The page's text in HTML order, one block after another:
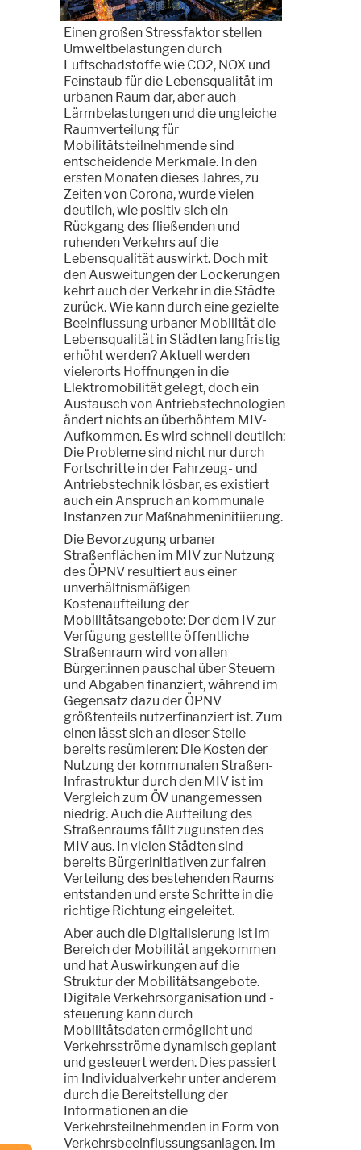
Einen großen Stressfaktor stellen
Umweltbelastungen durch
Luftschadstoffe wie CO2, NOX und
Feinstaub für die Lebensqualität im
urbanen Raum dar, aber auch
Lärmbelastungen und die ungleiche
Raumverteilung für
Mobilitätsteilnehmende sind
entscheidende Merkmale. In den
ersten Monaten dieses Jahres, zu
Zeiten von Corona, wurde vielen
deutlich, wie positiv sich ein
Rückgang des fließenden und
ruhenden Verkehrs auf die
Lebensqualität auswirkt. Doch mit
den Ausweitungen der Lockerungen
kehrt auch der Verkehr in die Städte
zurück. Wie kann durch eine gezielte
Beeinflussung urbaner Mobilität die
Lebensqualität in Städten langfristig
erhöht werden? Aktuell werden
vielerorts Hoffnungen in die
Elektromobilität gelegt, doch ein
Austausch von Antriebstechnologien
ändert nichts an überhöhtem MIV-
Aufkommen. Es wird schnell deutlich:
Die Probleme sind nicht nur durch
Fortschritte in der Fahrzeug- und
Antriebstechnik lösbar, es existiert
auch ein Anspruch an kommunale
Instanzen zur Maßnahmeninitiierung.
Die Bevorzugung urbaner
Straßenflächen im MIV zur Nutzung
des ÖPNV resultiert aus einer
unverhältnismäßigen
Kostenaufteilung der
Mobilitätsangebote: Der dem IV zur
Verfügung gestellte öffentliche
Straßenraum wird von allen
Bürger:innen pauschal über Steuern
und Abgaben finanziert, während im
Gegensatz dazu der ÖPNV
größtenteils nutzerfinanziert ist. Zum
einen lässt sich an dieser Stelle
bereits resümieren: Die Kosten der
Nutzung der kommunalen Straßen-
Infrastruktur durch den MIV ist im
Vergleich zum ÖV unangemessen
niedrig. Auch die Aufteilung des
Straßenraums fällt zugunsten des
MIV aus. In vielen Städten sind
bereits Bürgerinitiativen zur fairen
Verteilung des bestehenden Raums
entstanden und erste Schritte in die
richtige Richtung eingeleitet.
Aber auch die Digitalisierung ist im
Bereich der Mobilität angekommen
und hat Auswirkungen auf die
Struktur der Mobilitätsangebote.
Digitale Verkehrsorganisation und -
steuerung kann durch
Mobilitätsdaten ermöglicht und
Verkehrsströme dynamisch geplant
und gesteuert werden. Dies passiert
im Individualverkehr unter anderem
durch die Bereitstellung der
Informationen an die
Verkehrsteilnehmenden in Form von
Verkehrsbeeinflussungsanlagen. Im